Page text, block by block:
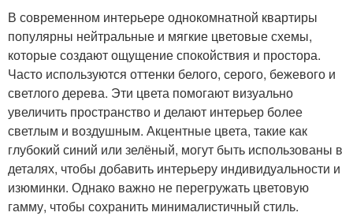
В современном интерьере однокомнатной квартиры
популярны нейтральные и мягкие цветовые схемы,
которые создают ощущение спокойствия и простора.
Часто используются оттенки белого, серого, бежевого и
светлого дерева. Эти цвета помогают визуально
увеличить пространство и делают интерьер более
светлым и воздушным. Акцентные цвета, такие как
глубокий синий или зелёный, могут быть использованы в
деталях, чтобы добавить интерьеру индивидуальности и
изюминки. Однако важно не перегружать цветовую
гамму, чтобы сохранить минималистичный стиль.